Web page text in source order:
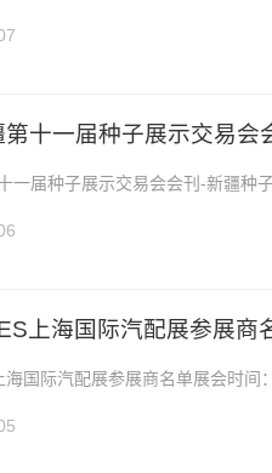
会展中心2026新疆丝路种业大会_
十一届种子展示交易会
一届种子展示交易会会刊-新疆种
昌吉农业博览园2026新疆第十一届
上海国际汽配展参展商
海国际汽配展参展商名单展会时
上海国际汽配展参展商名单